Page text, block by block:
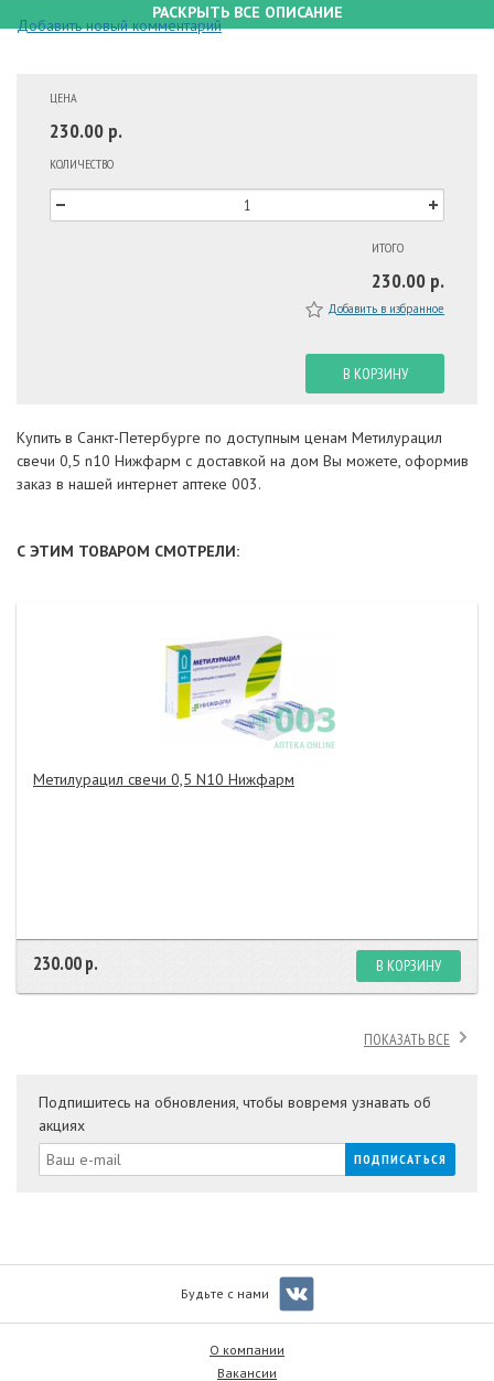
РАСКРЫТЬ ВСЕ ОПИСАНИЕ
Добавить новый комментарий
ЦЕНА
230.00 р.
КОЛИЧЕСТВО
ИТОГО
230.00 р.
Добавить в избранное
В КОРЗИНУ
Купить в Санкт-Петербурге по доступным ценам Метилурацил
свечи 0,5 n10 Нижфарм с доставкой на дом Вы можете, оформив
заказ в нашей интернет аптеке 003.
С ЭТИМ ТОВАРОМ СМОТРЕЛИ:
Метилурацил свечи 0,5 N10 Нижфарм
230.00 р. В КОРЗИНУ
ПОКАЗАТЬ ВСЕ
Подпишитесь на обновления, чтобы вовремя узнавать об
акциях
Будьте с нами
О компании
Вакансии